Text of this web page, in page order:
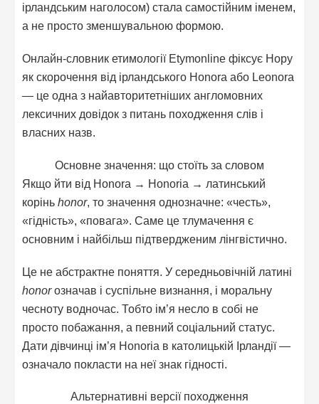
ірландським наголосом) стала самостійним іменем,
а не просто зменшувальною формою.
Онлайн-словник етимології Etymonline фіксує Нору
як скорочення від ірландського Honora або Leonora
— це одна з найавторитетніших англомовних
лексичних довідок з питань походження слів і
власних назв.
Основне значення: що стоїть за словом
Якщо йти від Honora → Honoria → латинський
коріньhonor, то значення однозначне: «честь»,
«гідність», «повага». Саме це тлумачення є
основним і найбільш підтвердженим лінгвістично.
Це не абстрактне поняття. У середньовічній латині
honorозначав і суспільне визнання, і моральну
чесноту водночас. Тобто ім’я несло в собі не
просто побажання, а певний соціальний статус.
Дати дівчинці ім’я Honoria в католицькій Ірландії —
означало покласти на неї знак гідності.
Альтернативні версії походження